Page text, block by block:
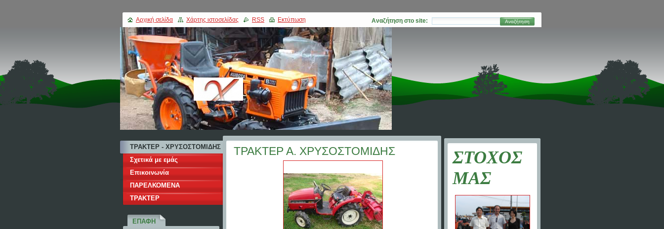
ΤΡΑΚΤΕΡ Α. ΧΡΥΣΟΣΤΟΜΙΔΗΣ
ΣΤΟΧΟΣ
ΜΑΣ
ΤΡΑΚΤΕΡ - ΧΡΥΣΟΣΤΟΜΙΔΗΣ
Σχετικά με εμάς
Επικοινωνία
ΠΑΡΕΛΚΟΜΕΝΑ
ΤΡΑΚΤΕΡ
ΕΠΑΦΉ
Αρχική σελίδα Χάρτης ιστοσελίδας RSS Εκτύπωση Αναζήτηση στο site: Αναζήτηση